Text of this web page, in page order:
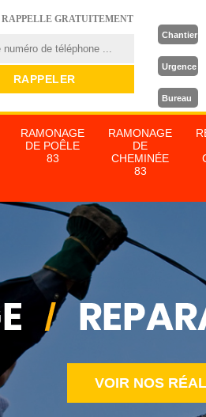
RAPPELLE GRATUITEMENT
Chantier
Urgence
Bureau
RAMONAGE
DE POÊLE
83
RAMONAGE
DE
CHEMINÉE
83
VOIR NOS